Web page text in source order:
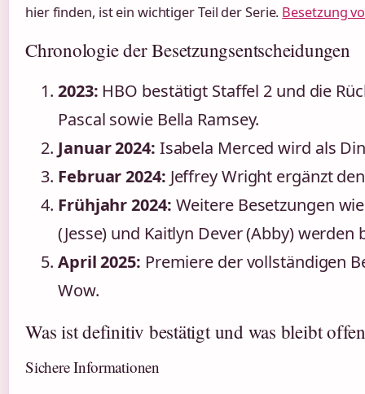
hier finden, ist ein wichtiger Teil der Serie. Besetzung
Chronologie der Besetzungsentscheidungen
2023: HBO bestätigt Staffel 2 und die
Pascal sowie Bella Ramsey.
Januar 2024: Isabela Merced wird als
Februar 2024: Jeffrey Wright ergänzt
Frühjahr 2024: Weitere Besetzungen
(Jesse) und Kaitlyn Dever (Abby) werden
April 2025: Premiere der vollständigen
Wow.
Was ist definitiv bestätigt und was bleibt
Sichere Informationen